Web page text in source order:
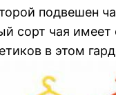
подвешен
сорт чая
в этом